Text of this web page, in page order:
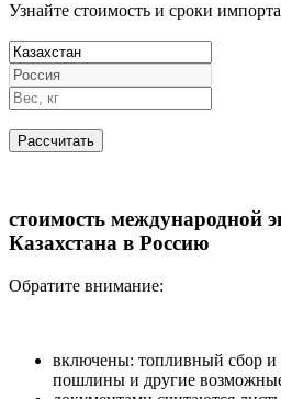
Узнайте стоимость и сроки импорта
стоимость международной
Казахстана в Россию
Обратите внимание:
включены: топливный сбор
пошлины и другие